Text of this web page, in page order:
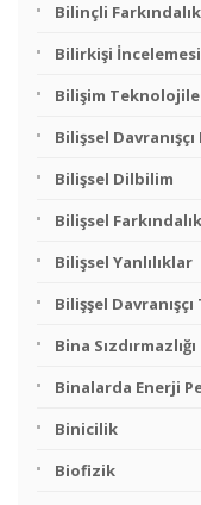
Bilinçli Farkındalık
Bilirkişi İncelemesi
Bilişim
Bilişsel
Bilişsel Dilbilim
Bilişsel Farkındalık
Bilişsel Yanlılıklar
Bilişşel
Bina Sızdırmazlığı
Binalarda Enerji
Binicilik
Biofizik